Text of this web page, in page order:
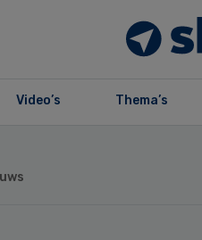
Video’s Thema’s